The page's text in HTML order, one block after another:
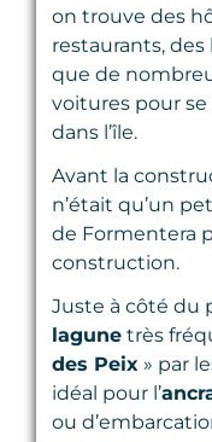
on trouve des
restaurants,
que de
voitures pour
dans l’île.
Avant la
n’était qu’un
de Formentera
construction.
Juste à côté du
lagune très
des Peix » par
idéal pour l’
ou